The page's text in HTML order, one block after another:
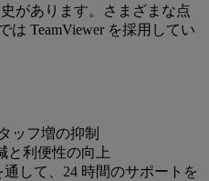
があります。さまざまな点
は TeamViewer を採用してい
ッフ増の抑制
と利便性の向上
して、24 時間のサポートを